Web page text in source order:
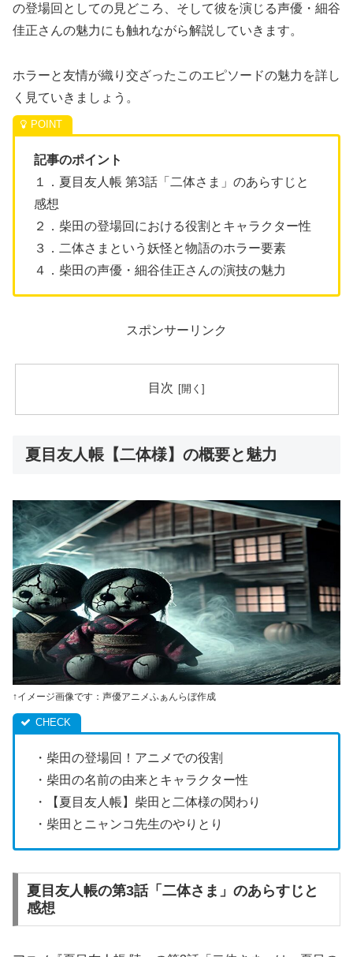
の登場回としての見どころ、そして彼を演じる声優・細谷
佳正さんの魅力にも触れながら解説していきます。
ホラーと友情が織り交ざったこのエピソードの魅力を詳し
く見ていきましょう。
記事のポイント
１．夏目友人帳 第3話「二体さま」のあらすじと
感想
２．柴田の登場回における役割とキャラクター性
３．二体さまという妖怪と物語のホラー要素
４．柴田の声優・細谷佳正さんの演技の魅力
スポンサーリンク
目次
夏目友人帳【二体様】の概要と魅力
↑イメージ画像です：声優アニメふぁんらぼ作成
・柴田の登場回！アニメでの役割
・柴田の名前の由来とキャラクター性
・【夏目友人帳】柴田と二体様の関わり
・柴田とニャンコ先生のやりとり
夏目友人帳の第3話「二体さま」のあらすじと
感想